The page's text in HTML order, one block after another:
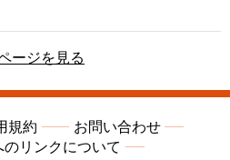
ージを見る
規約
お問い合わせ
リンクについて